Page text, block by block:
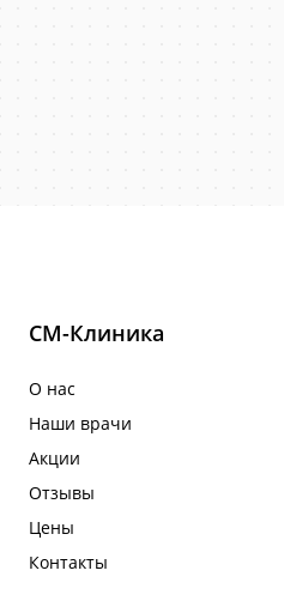
СМ-Клиника
О нас
Наши врачи
Акции
Отзывы
Цены
Контакты